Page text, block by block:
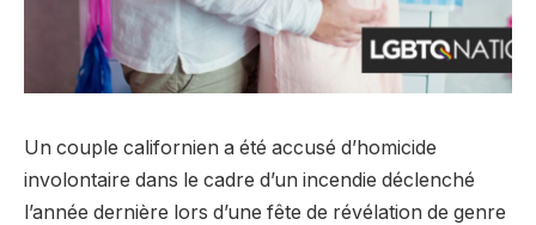
Un couple californien a été accusé d’homicide
involontaire dans le cadre d’un incendie déclenché
l’année dernière lors d’une fête de révélation de genre